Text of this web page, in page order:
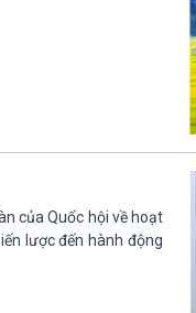
của Quốc hội về hoạt
lược đến hành động